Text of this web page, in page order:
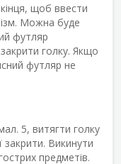
щоб ввести
Можна буде
футляр
голку. Якщо
футляр не
5, витягти голку
закрити. Викинути
предметів.